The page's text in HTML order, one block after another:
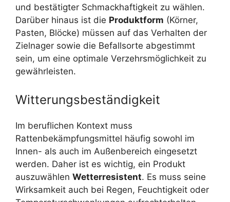
und bestätigter Schmackhaftigkeit zu wählen.
Darüber hinaus ist die Produktform (Körner,
Pasten, Blöcke) müssen auf das Verhalten der
Zielnager sowie die Befallsorte abgestimmt
sein, um eine optimale Verzehrsmöglichkeit zu
gewährleisten.
Witterungsbeständigkeit
Im beruflichen Kontext muss
Rattenbekämpfungsmittel häufig sowohl im
Innen- als auch im Außenbereich eingesetzt
werden. Daher ist es wichtig, ein Produkt
auszuwählen Wetterresistent. Es muss seine
Wirksamkeit auch bei Regen, Feuchtigkeit oder